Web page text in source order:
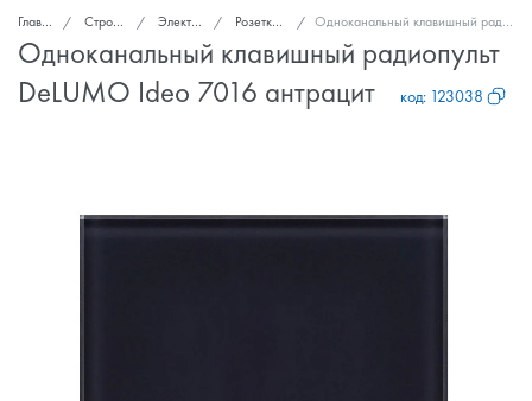
Главная Стройка и ремонт Электроснабжение Розетки, выключатели Одноканальный клавишный радиопульт DeLUMO Ideo 7016 антрацит
Одноканальный клавишный радиопульт
DeLUMO Ideo 7016 антрацит
код: 123038